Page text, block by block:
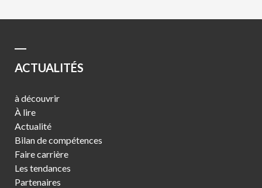
ACTUALITÉS
à découvrir
À lire
Actualité
Bilan de compétences
Faire carrière
Les tendances
Partenaires